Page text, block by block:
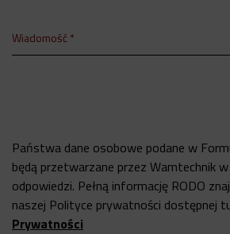
Wiadomość *
Państwa dane osobowe podane w
będą przetwarzane przez Wamtechnik
odpowiedzi. Pełną informację RODO
naszej Polityce prywatności dostępnej
Prywatności